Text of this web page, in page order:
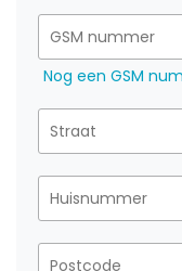
Nog een GSM